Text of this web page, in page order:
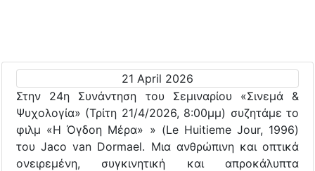
21 April 2026
Στην 24η Συνάντηση του Σεμιναρίου «Σινεμά &
Ψυχολογία» (Τρίτη 21/4/2026, 8:00μμ) συζητάμε το
φιλμ «Η Όγδοη Μέρα» » (Le Huitieme Jour, 1996)
του Jaco van Dormael. Μια ανθρώπινη και οπτικά
ονειρεμένη, συγκινητική και απροκάλυπτα